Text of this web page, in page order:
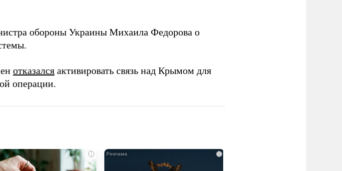
обороны Украины Михаила Федорова о
отказался активировать связь над Крымом для
операции.
i i